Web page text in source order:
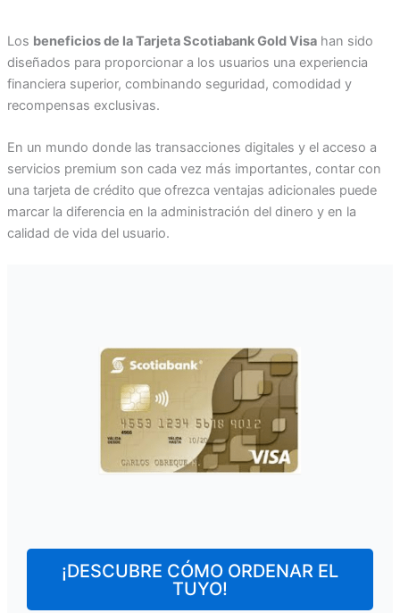
Los beneficios de la Tarjeta Scotiabank Gold Visahan sido
diseñados para proporcionar a los usuarios una experiencia
financiera superior, combinando seguridad, comodidad y
recompensas exclusivas.
En un mundo donde las transacciones digitales y el acceso a
servicios premium son cada vez más importantes, contar con
una tarjeta de crédito que ofrezca ventajas adicionales puede
marcar la diferencia en la administración del dinero y en la
calidad de vida del usuario.
¡DESCUBRE CÓMO ORDENAR EL
TUYO!